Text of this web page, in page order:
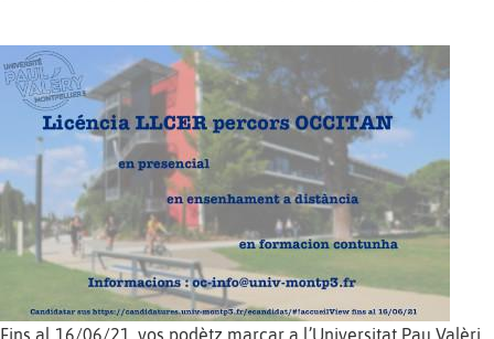
Fins al 16/06/21, vos podètz marcar a l’Universitat Pau Valèri